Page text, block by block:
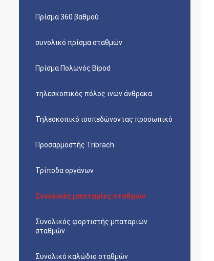
Πρίσμα 360 βαθμού
συνολικό πρίσμα σταθμών
Πρίσμα Πολωνός Bipod
τηλεσκοπικός πόλος ινών άνθρακα
Τηλεσκοπικό ισοπεδώνοντας προσωπικό
Προσαρμοστής Tribrach
Τρίποδα οργάνων
Συνολικές μπαταρίες σταθμών
Συνολικός φορτιστής μπαταριών
σταθμών
Συνολικό καλώδιο σταθμών